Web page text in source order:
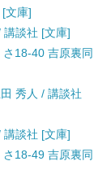
文庫]
講談社 [文庫]
18-40 吉原裏同
秀人 / 講談社
講談社 [文庫]
18-49 吉原裏同